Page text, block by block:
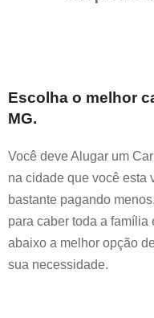
Escolha o melhor
MG.
Você deve Alugar um
na cidade que você esta
bastante pagando
para caber toda a família
abaixo a melhor opção
sua necessidade.